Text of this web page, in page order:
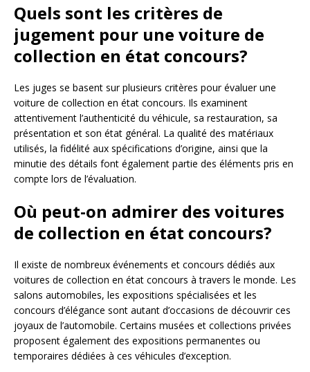
Quels sont les critères de
jugement pour une voiture de
collection en état concours?
Les juges se basent sur plusieurs critères pour évaluer une
voiture de collection en état concours. Ils examinent
attentivement l’authenticité du véhicule, sa restauration, sa
présentation et son état général. La qualité des matériaux
utilisés, la fidélité aux spécifications d’origine, ainsi que la
minutie des détails font également partie des éléments pris en
compte lors de l’évaluation.
Où peut-on admirer des voitures
de collection en état concours?
Il existe de nombreux événements et concours dédiés aux
voitures de collection en état concours à travers le monde. Les
salons automobiles, les expositions spécialisées et les
concours d’élégance sont autant d’occasions de découvrir ces
joyaux de l’automobile. Certains musées et collections privées
proposent également des expositions permanentes ou
temporaires dédiées à ces véhicules d’exception.